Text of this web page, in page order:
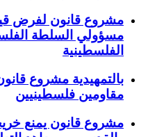
مشروع قانون لفرض
مسؤولي السلطة
الفلسطينية
بالتمهيدية مشروع
مقاومين فلسطينيين
مشروع قانون يمنع